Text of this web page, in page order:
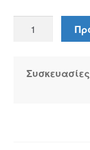
Πολιτική
Πολιτική
Πορτοκαλί